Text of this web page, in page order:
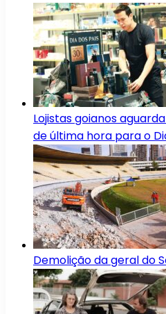
Lojistas goianos
de última hora para o
Demolição da geral do